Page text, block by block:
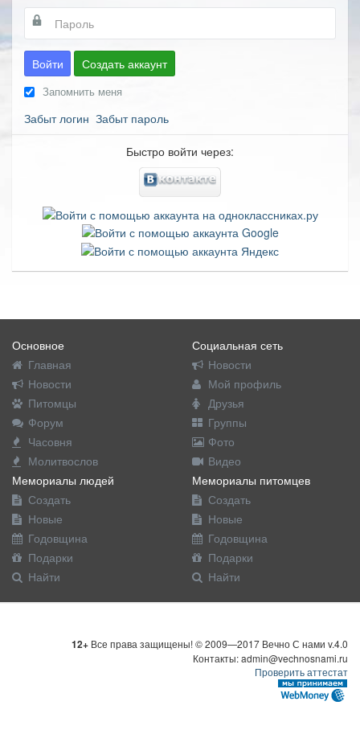
Войти Создать аккаунт
Запомнить меня
Забыт логин Забыт пароль
Быстро войти через:
Основное
Главная
Новости
Питомцы
Форум
Часовня
Молитвослов
Социальная сеть
Новости
Мой профиль
Друзья
Группы
Фото
Видео
Мемориалы людей
Создать
Новые
Годовщина
Подарки
Найти
Мемориалы питомцев
Создать
Новые
Годовщина
Подарки
Найти
12+ Все права защищены! © 2009—2017 Вечно С нами v.4.0
Контакты: admin@vechnosnami.ru
Проверить аттестат